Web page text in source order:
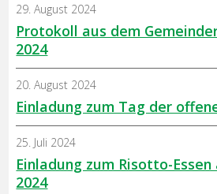
Protokoll aus dem
2024
29. August 2024
Einladung zum Tag der
20. August 2024
Einladung zum Risotto-
2024
25. Juli 2024